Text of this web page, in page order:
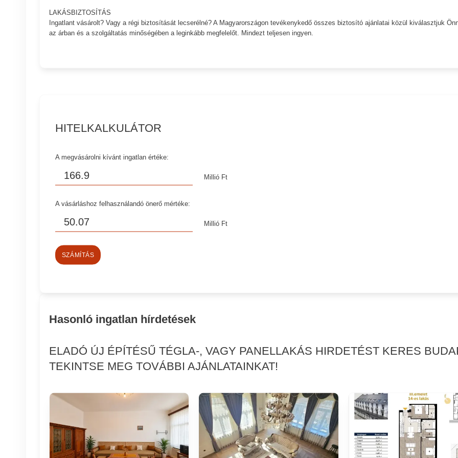
LAKÁSBIZTOSÍTÁS
Ingatlant vásárolt? Vagy a régi biztosítását lecserélné? A Magyarországon tevékenykedő összes biztosító ajánlatai közül kiválasztjuk
az árban és a szolgáltatás minőségében a leginkább megfelelőt. Mindezt teljesen ingyen.
HITELKALKULÁTOR
A megvásárolni kívánt ingatlan értéke:
Millió Ft
A vásárláshoz felhasználandó önerő mértéke:
Millió Ft
SZÁMÍTÁS
Hasonló ingatlan hírdetések
ELADÓ ÚJ ÉPÍTÉSŰ TÉGLA-, VAGY PANELLAKÁS HIRDETÉST KERES
TEKINTSE MEG TOVÁBBI AJÁNLATAINKAT!